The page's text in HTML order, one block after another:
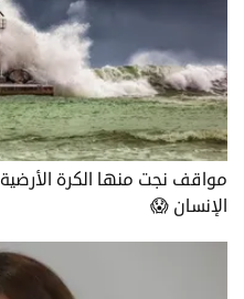
مواقف نجت منها الكرة
الإنسان 😱